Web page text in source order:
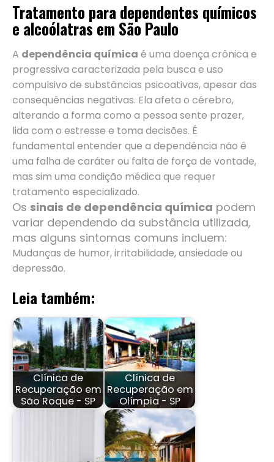
Tratamento para dependentes químicos
e alcoólatras em São Paulo
A dependência química é uma doença crônica e
progressiva caracterizada pela busca e uso
compulsivo de substâncias psicoativas, apesar das
consequências negativas. Ela afeta o cérebro,
alterando a forma como a pessoa sente prazer,
lida com o estresse e toma decisões. É
fundamental entender que a dependência não é
uma falha de caráter ou falta de força de vontade,
mas sim uma condição médica que requer
tratamento especializado.
Os sinais de dependência química podem
variar dependendo da substância utilizada,
mas alguns sintomas comuns incluem:
Mudanças de humor, irritabilidade, ansiedade ou
depressão.
Leia também:
Clínica de
Recuperação em
São Roque - SP
Clínica de
Recuperação em
Olímpia - SP